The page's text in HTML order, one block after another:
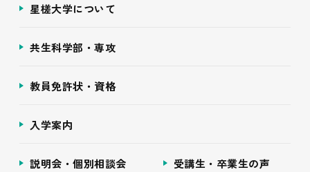
星槎大学について
共生科学部・専攻
教員免許状・資格
入学案内
説明会・個別相談会 受講生・卒業生の声